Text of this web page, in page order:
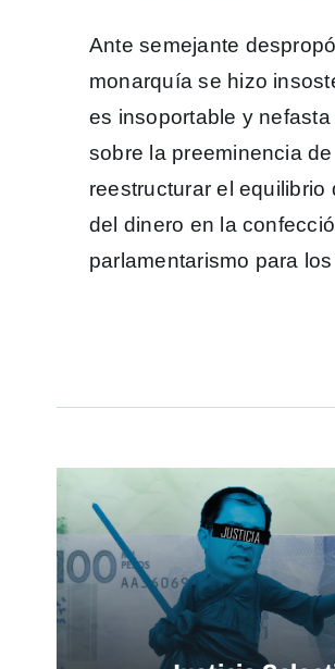
Ante semejante
monarquía se hizo
es insoportable y
sobre la preeminencia
reestructurar el
del dinero en la
parlamentarismo para